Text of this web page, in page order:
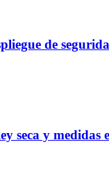
de
seca y medidas